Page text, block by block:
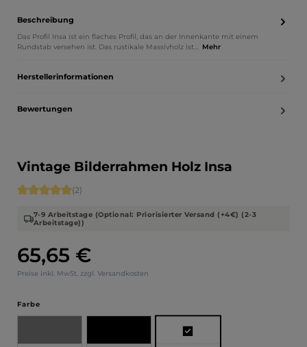
Beschreibung
Das Profil Insa ist ein flaches Profil, das an der Innenkante mit einem
Rundstab versehen ist. Das rustikale Massivholz ist… Mehr
Herstellerinformationen
Bewertungen
Vintage Bilderrahmen Holz Insa
Regulärer Preis:
65,65 €
Preise inkl. MwSt. zzgl. Versandkosten
Durchschnittliche Bewertung von 5 von 5 Sternen
(2)
7-9 Arbeitstage (Optional: Priorisierter Versand (+4€) (2-3
Arbeitstage))
Farbeauswählen